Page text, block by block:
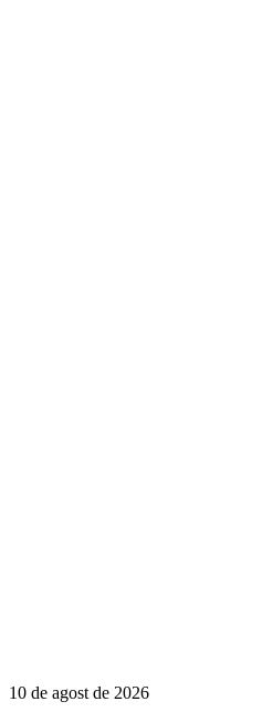
10 de agost de 2026